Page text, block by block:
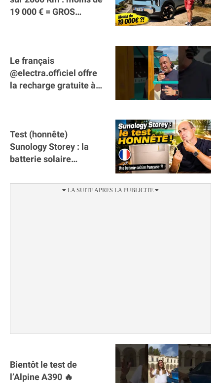
19 000 € = GROS
Le français
@electra.officiel offre
la recharge gratuite à
Test (honnête)
Sunology Storey : la
batterie solaire
Bientôt le test de
l’Alpine A390 🔥